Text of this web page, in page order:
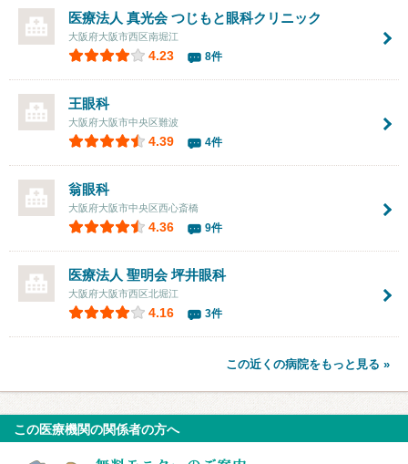
医療法人 真光会 つじもと眼科クリニック
大阪府大阪市西区南堀江
4.23 8件
王眼科
大阪府大阪市中央区難波
4.39 4件
翁眼科
大阪府大阪市中央区西心斎橋
4.36 9件
医療法人 聖明会坪井眼科
大阪府大阪市西区北堀江
4.16 3件
この近くの病院をもっと見る »
この医療機関の関係者の方へ